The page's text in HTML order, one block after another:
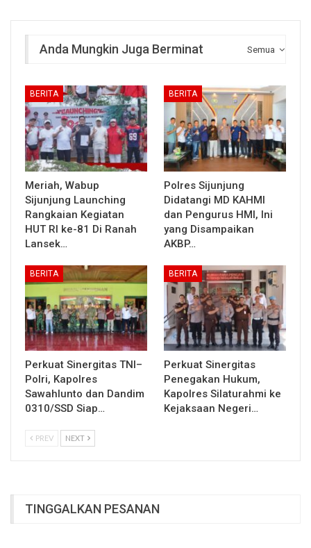
Semua
Anda Mungkin Juga Berminat
BERITA
Meriah, Wabup
Sijunjung Launching
Rangkaian Kegiatan
HUT RI ke-81 Di Ranah
Lansek…
BERITA
Polres Sijunjung
Didatangi MD KAHMI
dan Pengurus HMI, Ini
yang Disampaikan
AKBP…
BERITA
Perkuat Sinergitas TNI–
Polri, Kapolres
Sawahlunto dan Dandim
0310/SSD Siap…
BERITA
Perkuat Sinergitas
Penegakan Hukum,
Kapolres Silaturahmi ke
Kejaksaan Negeri…
PREV NEXT
TINGGALKAN PESANAN